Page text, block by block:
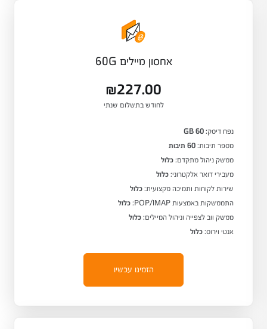
אחסון מיילים 60G
₪227.00
לחודש בתשלום שנתי
נפח דיסק: 60 GB
מספר תיבות: 60 תיבות
ממשק ניהול מתקדם: כלול
מעבירי דואר אלקטרוני: כלול
שירות לקוחות ותמיכה מקצועית: כלול
התממשקות באמצעות POP/IMAP:
כלול
ממשק ווב לצפייה וניהול המיילים: כלול
אנטי וירוס: כלול
הזמינו עכשיו